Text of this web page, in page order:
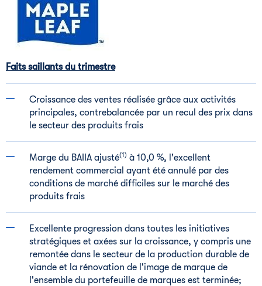
Faits saillants du trimestre
Croissance des ventes réalisée grâce aux activités
principales, contrebalancée par un recul des prix dans
le secteur des produits frais
Marge du BAIIA ajusté(1) à 10,0 %, l'excellent
rendement commercial ayant été annulé par des
conditions de marché difficiles sur le marché des
produits frais
Excellente progression dans toutes les initiatives
stratégiques et axées sur la croissance, y compris une
remontée dans le secteur de la production durable de
viande et la rénovation de l'image de marque de
l'ensemble du portefeuille de marques est terminée;